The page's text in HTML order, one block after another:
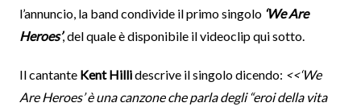
l’annuncio, la band condivide il primo singolo ‘We Are
Heroes’, del quale è disponibile il videoclip qui sotto.
Il cantante Kent Hillidescrive il singolo dicendo: <<‘We
Are Heroes’ è una canzone che parla degli “eroi della vita